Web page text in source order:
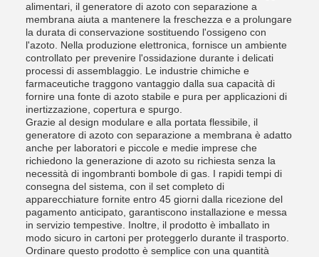
alimentari, il generatore di azoto con separazione a
membrana aiuta a mantenere la freschezza e a prolungare
la durata di conservazione sostituendo l'ossigeno con
l'azoto. Nella produzione elettronica, fornisce un ambiente
controllato per prevenire l'ossidazione durante i delicati
processi di assemblaggio. Le industrie chimiche e
farmaceutiche traggono vantaggio dalla sua capacità di
fornire una fonte di azoto stabile e pura per applicazioni di
inertizzazione, copertura e spurgo.
Grazie al design modulare e alla portata flessibile, il
generatore di azoto con separazione a membrana è adatto
anche per laboratori e piccole e medie imprese che
richiedono la generazione di azoto su richiesta senza la
necessità di ingombranti bombole di gas. I rapidi tempi di
consegna del sistema, con il set completo di
apparecchiature fornite entro 45 giorni dalla ricezione del
pagamento anticipato, garantiscono installazione e messa
in servizio tempestive. Inoltre, il prodotto è imballato in
modo sicuro in cartoni per proteggerlo durante il trasporto.
Ordinare questo prodotto è semplice con una quantità